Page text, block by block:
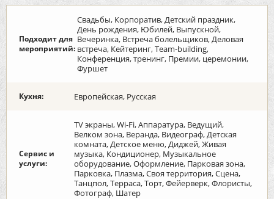
Подходит для
мероприятий:
Свадьбы, Корпоратив, Детский праздник,
День рождения, Юбилей, Выпускной,
Вечеринка, Встреча болельщиков, Деловая
встреча, Кейтеринг, Team-building,
Конференция, тренинг, Премии, церемонии,
Фуршет
Кухня: Европейская, Русская
Сервис и
услуги:
TV экраны, Wi-Fi, Аппаратура, Ведущий,
Велком зона, Веранда, Видеограф, Детская
комната, Детское меню, Диджей, Живая
музыка, Кондиционер, Музыкальное
оборудование, Оформление, Парковая зона,
Парковка, Плазма, Своя территория, Сцена,
Танцпол, Терраса, Торт, Фейерверк, Флористы,
Фотограф, Шатер